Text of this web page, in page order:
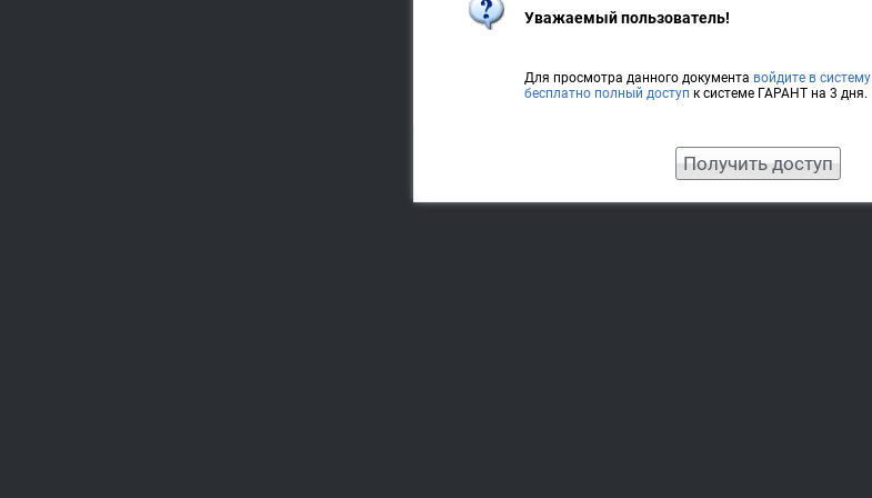
Уважаемый пользователь!
Для просмотра данного документа войдите в систему
бесплатно полный доступ к системе ГАРАНТ на 3 дня.
Получить доступ